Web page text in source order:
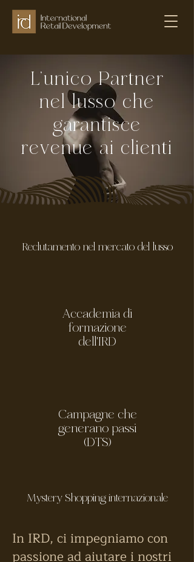
L’unico Partner
nel lusso che
garantisce
revenue ai clienti
Reclutamento nel mercato del lusso
Accademia di
formazione
dell'IRD
Campagne che
generano passi
(DTS)
Mystery Shopping internazionale
In IRD, ci impegniamo con
passione ad aiutare i nostri